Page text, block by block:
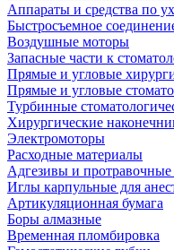
Аппараты и средства по
Быстросъемное
Воздушные моторы
Запасные части к
Прямые и угловые
Прямые и угловые
Турбинные
Хирургические
Электромоторы
Расходные материалы
Адгезивы и протравочные
Иглы карпульные для
Артикуляционная бумага
Боры алмазные
Временная пломбировка